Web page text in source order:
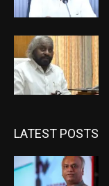
LATEST POSTS